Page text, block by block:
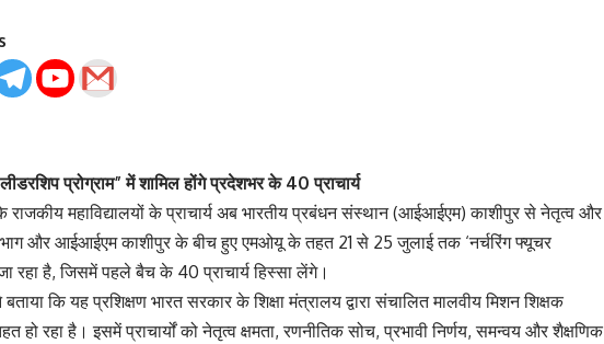
प्रोग्राम” में शामिल होंगे प्रदेशभर के 40 प्राचार्य
महाविद्यालयों के प्राचार्य अब भारतीय प्रबंधन संस्थान (आईआईएम) काशीपुर से नेतृत्व और
और आईआईएम काशीपुर के बीच हुए एमओयू के तहत 21 से 25 जुलाई तक ‘नर्चरिंग फ्यूचर
रहा है, जिसमें पहले बैच के 40 प्राचार्य हिस्सा लेंगे।
कि यह प्रशिक्षण भारत सरकार के शिक्षा मंत्रालय द्वारा संचालित मालवीय मिशन शिक्षक
हो रहा है। इसमें प्राचार्यों को नेतृत्व क्षमता, रणनीतिक सोच, प्रभावी निर्णय, समन्वय और शैक्षणिक